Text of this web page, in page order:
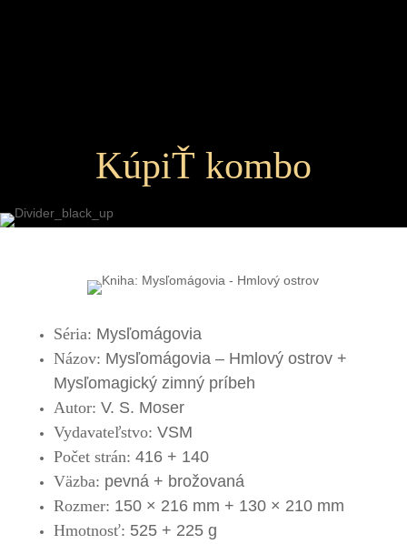
KúpiŤ kombo
Séria: Mysľomágovia
Názov: Mysľomágovia – Hmlový ostrov +
Mysľomagický zimný príbeh
Autor: V. S. Moser
Vydavateľstvo: VSM
Počet strán: 416 + 140
Väzba: pevná + brožovaná
Rozmer: 150 × 216 mm + 130 × 210 mm
Hmotnosť: 525 + 225 g